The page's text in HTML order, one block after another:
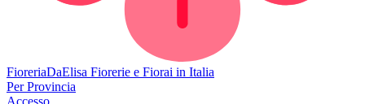
FioreriaDaElisa Fiorerie e Fiorai in Italia
Per Provincia
Accesso